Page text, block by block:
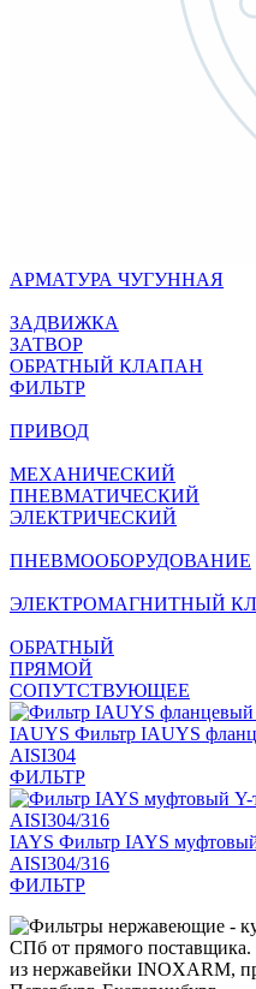
АРМАТУРА ЧУГУННАЯ
ЗАДВИЖКА
ЗАТВОР
ОБРАТНЫЙ КЛАПАН
ФИЛЬТР
ПРИВОД
МЕХАНИЧЕСКИЙ
ПНЕВМАТИЧЕСКИЙ
ЭЛЕКТРИЧЕСКИЙ
ПНЕВМООБОРУДОВАНИЕ
ЭЛЕКТРОМАГНИТНЫЙ
ОБРАТНЫЙ
ПРЯМОЙ
СОПУТСТВУЮЩЕЕ
IAUYS Фильтр IAUYS
AISI304
ФИЛЬТР
IAYS Фильтр IAYS
AISI304/316
ФИЛЬТР